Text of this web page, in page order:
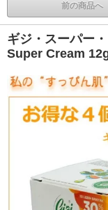
前の商品へ
ギジ・スーパー
Super Cream